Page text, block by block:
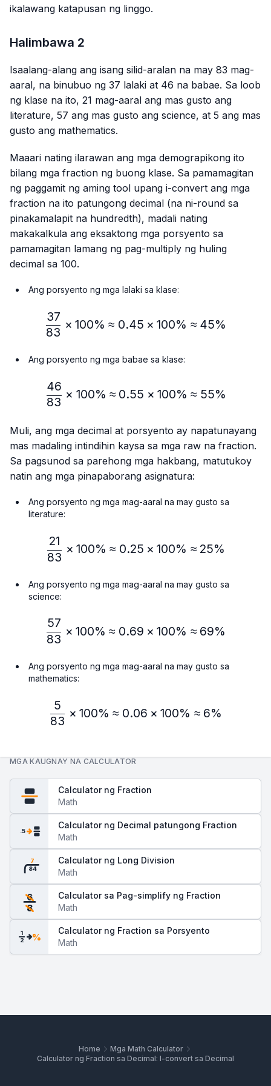
ikalawang katapusan ng linggo.
Halimbawa 2
Isaalang-alang ang isang silid-aralan na may 83 mag-
aaral, na binubuo ng 37 lalaki at 46 na babae. Sa loob
ng klase na ito, 21 mag-aaral ang mas gusto ang
literature, 57 ang mas gusto ang science, at 5 ang mas
gusto ang mathematics.
Maaari nating ilarawan ang mga demograpikong ito
bilang mga fraction ng buong klase. Sa pamamagitan
ng paggamit ng aming tool upang i-convert ang mga
fraction na ito patungong decimal (na ni-round sa
pinakamalapit na hundredth), madali nating
makakalkula ang eksaktong mga porsyento sa
pamamagitan lamang ng pag-multiply ng huling
decimal sa 100.
Ang porsyento ng mga lalaki sa klase:
\frac{37}{83} × 100\%≈
83
37
× 100% ≈ 0.45 × 100% ≈ 45%
Ang porsyento ng mga babae sa klase:
\frac{46}{83} × 100\%
83
46
× 100% ≈ 0.55 × 100% ≈ 55%
Muli, ang mga decimal at porsyento ay napatunayang
mas madaling intindihin kaysa sa mga raw na fraction.
Sa pagsunod sa parehong mga hakbang, matutukoy
natin ang mga pinapaborang asignatura:
Ang porsyento ng mga mag-aaral na may gusto sa
literature:
\frac{21}{83} × 100\% ≈
83
21
× 100% ≈ 0.25 × 100% ≈ 25%
Ang porsyento ng mga mag-aaral na may gusto sa
science:
\frac{57}{83} × 100\% ≈
83
57
× 100% ≈ 0.69 × 100% ≈ 69%
Ang porsyento ng mga mag-aaral na may gusto sa
mathematics:
\frac{5}{83} × 100\% ≈
83
5
× 100% ≈ 0.06 × 100% ≈ 6%
MGA KAUGNAY NA CALCULATOR
Calculator ng Fraction
Math
.5
Calculator ng Decimal patungong Fraction
Math
84
7
Calculator ng Long Division
Math
6
8
Calculator sa Pag-simplify ng Fraction
Math
1
2 %
Calculator ng Fraction sa Porsyento
Math
Home
Mga Math Calculator
Calculator ng Fraction sa Decimal: I-convert sa Decimal